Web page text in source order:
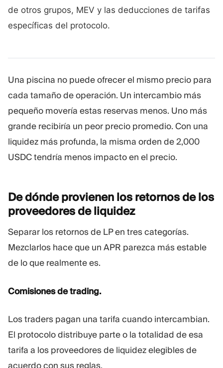
de otros grupos, MEV y las deducciones de tarifas
específicas del protocolo.
Una piscina no puede ofrecer el mismo precio para
cada tamaño de operación. Un intercambio más
pequeño movería estas reservas menos. Uno más
grande recibiría un peor precio promedio. Con una
liquidez más profunda, la misma orden de 2,000
USDC tendría menos impacto en el precio.
De dónde provienen los retornos de los
proveedores deliquidez
Separar los retornos de LP en tres categorías.
Mezclarlos hace que un APR parezca más estable
de lo que realmente es.
Comisiones de trading.
Los traders pagan una tarifa cuando intercambian.
El protocolo distribuye parte o la totalidad de esa
tarifa a los proveedores de liquidez elegibles de
acuerdo con sus reglas.